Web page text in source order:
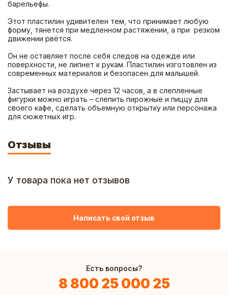
Этот пластилин удивителен тем, что принимает любую
форму, тянется при медленном растяжении, а при  резком
Он не оставляет после себя следов на одежде или
поверхности, не липнет к рукам. Пластилин изготовлен из
Застывает на воздухе через 12 часов, а в слепленные
фигурки можно играть – слепить пирожные и пиццу для
своего кафе, сделать объемную открытку или персонажа
для сюжетных игр.
Отзывы
У товара пока нет отзывов
Написать свой отзыв
Есть вопросы?
8 800 25 000 25